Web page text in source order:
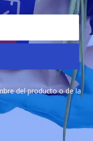
del producto o de la